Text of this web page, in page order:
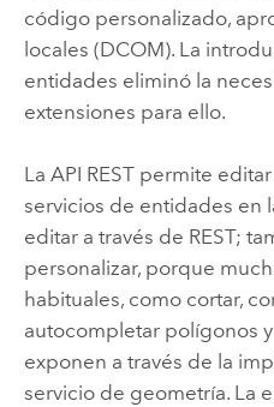
código personalizado,
locales (DCOM). La
entidades eliminó la
extensiones para ello.
La API REST permite
servicios de entidades en
editar a través de REST;
personalizar, porque
habituales, como cortar,
autocompletar polígonos
exponen a través de la
servicio de geometría. La